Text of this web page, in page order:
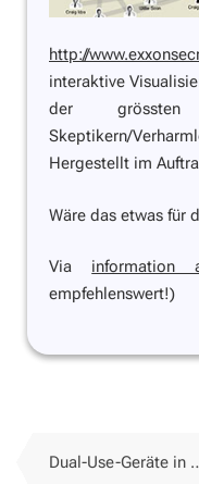
http://
interaktive
der
Skeptikern/
Hergestellt im
Wäre das etwas für
Via information
empfehlenswert!)
Dual-Use-Geräte in der Schule